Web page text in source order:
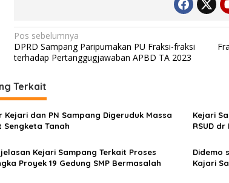
Navigasi
pos
Pos sebelumnya
DPRD Sampang Paripurnakan PU Fraksi-fraksi
terhadap Pertanggugjawaban APBD TA 2023
Terkait
Kejari dan PN Sampang Digeruduk Massa
Sengketa Tanah
Kejari
RSUD
Kejari Sampang Terkait Proses
Proyek 19 Gedung SMP Bermasalah
Didemo
Kajari